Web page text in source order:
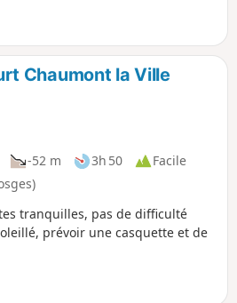
faire un étape appréciée
réserver à l'avance. Cuisine
Trace gpx nécessaire
Chaumont la Ville
-52 m 3h 50
Facile
tranquilles, pas de difficulté
prévoir une casquette et de